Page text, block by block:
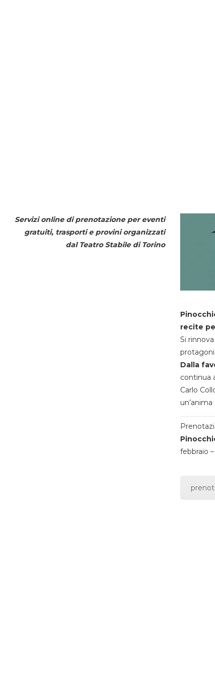
Servizi online di prenotazione per eventi
gratuiti, trasporti e provini organizzati
dal Teatro Stabile di Torino
recite
Si
Dalla
continua
Carlo
febbraio